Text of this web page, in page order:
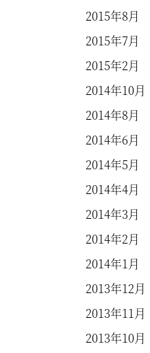
2015年8月
2015年7月
2015年2月
2014年10月
2014年8月
2014年6月
2014年5月
2014年4月
2014年3月
2014年2月
2014年1月
2013年12月
2013年11月
2013年10月